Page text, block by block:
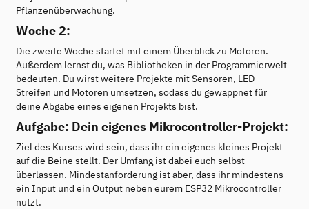
Pflanzenüberwachung.
Woche 2:
Die zweite Woche startet mit einem Überblick zu Motoren.
Außerdem lernst du, was Bibliotheken in der Programmierwelt
bedeuten. Du wirst weitere Projekte mit Sensoren, LED-
Streifen und Motoren umsetzen, sodass du gewappnet für
deine Abgabe eines eigenen Projekts bist.
Aufgabe: Dein eigenes Mikrocontroller-Projekt:
Ziel des Kurses wird sein, dass ihr ein eigenes kleines Projekt
auf die Beine stellt. Der Umfang ist dabei euch selbst
überlassen. Mindestanforderung ist aber, dass ihr mindestens
ein Input und ein Output neben eurem ESP32 Mikrocontroller
nutzt.